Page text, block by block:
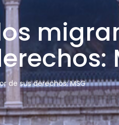
de sus derechos: MSG